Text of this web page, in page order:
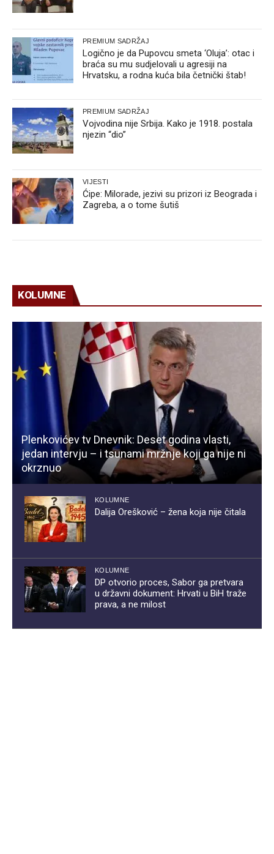
PREMIUM SADRŽAJ
Logično je da Pupovcu smeta ‘Oluja’: otac i
braća su mu sudjelovali u agresiji na
Hrvatsku, a rodna kuća bila četnički štab!
PREMIUM SADRŽAJ
Vojvodina nije Srbija. Kako je 1918. postala
njezin “dio”
VIJESTI
Ćipe: Milorade, jezivi su prizori iz Beograda i
Zagreba, a o tome šutiš
KOLUMNE
Plenkovićev tv Dnevnik: Deset godina vlasti,
jedan intervju – i tsunami mržnje koji ga nije ni
okrznuo
KOLUMNE
Dalija Orešković – žena koja nije čitala
KOLUMNE
DP otvorio proces, Sabor ga pretvara
u državni dokument: Hrvati u BiH traže
prava, a ne milost